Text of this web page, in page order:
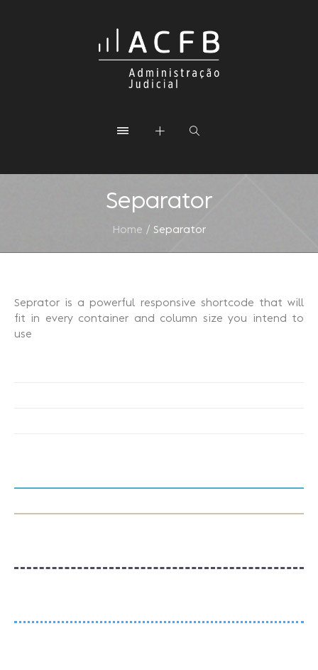
Separator
Home / Separator
Seprator is a powerful responsive shortcode that will
fit in every container and column size you intend to
use